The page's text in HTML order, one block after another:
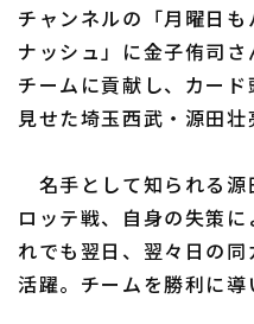
ファーム西地区
交流戦
東北楽天ゴールデ
埼玉西武ライオン
オリックス・バフ
福岡ソフトバンク
設定
チャンネルの「月曜日
ナッシュ」に金子侑司
チームに貢献し、カー
見せた埼玉西武・源田壮
名手として知られる
ロッテ戦、自身の失策
れでも翌日、翌々日の
活躍。チームを勝利に導